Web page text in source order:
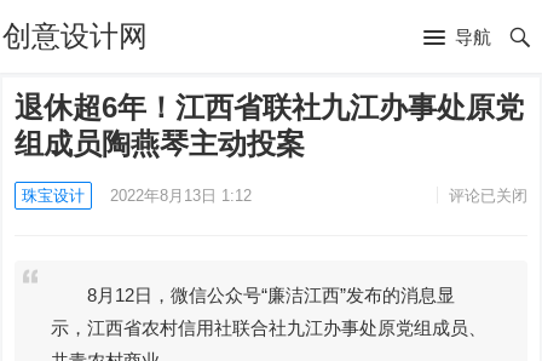
创意设计网 导航
退休超6年！江西省联社九江办事处原党
组成员陶燕琴主动投案
珠宝设计 2022年8月13日 1:12 评论已关闭
8月12日，微信公众号“廉洁江西”发布的消息显
示，江西省农村信用社联合社九江办事处原党组成员、